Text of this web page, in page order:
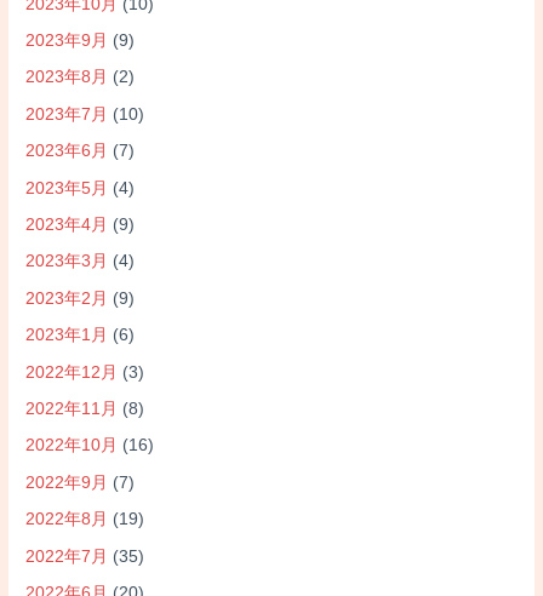
2023年10月 (10)
2023年9月 (9)
2023年8月 (2)
2023年7月 (10)
2023年6月 (7)
2023年5月 (4)
2023年4月 (9)
2023年3月 (4)
2023年2月 (9)
2023年1月 (6)
2022年12月 (3)
2022年11月 (8)
2022年10月 (16)
2022年9月 (7)
2022年8月 (19)
2022年7月 (35)